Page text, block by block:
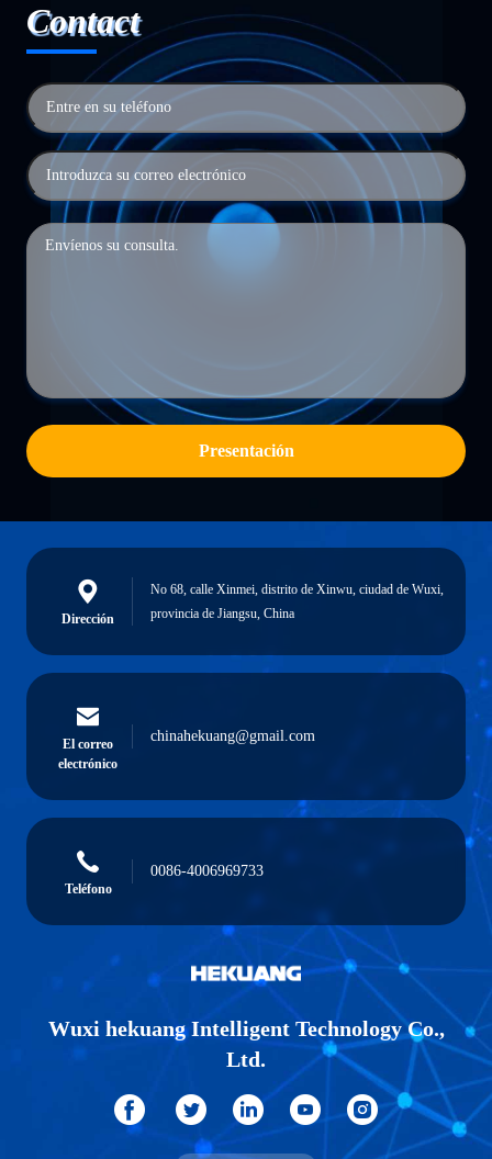
Contact
Presentación
Dirección
No 68, calle Xinmei, distrito de Xinwu, ciudad de Wuxi,
provincia de Jiangsu, China
El correo
electrónico
chinahekuang@gmail.com
Teléfono
0086-4006969733
Wuxi hekuang Intelligent Technology Co.,
Ltd.